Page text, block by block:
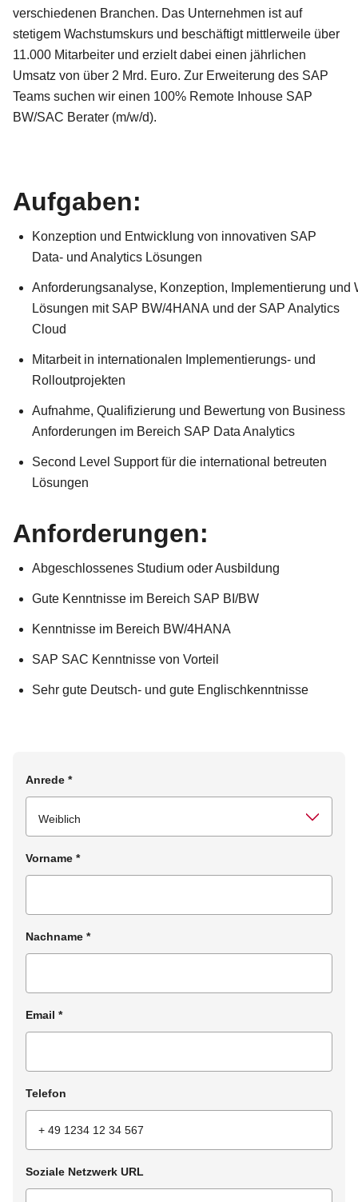
verschiedenen Branchen. Das Unternehmen ist auf
stetigem Wachstumskurs und beschäftigt mittlerweile über
11.000 Mitarbeiter und erzielt dabei einen jährlichen
Umsatz von über 2 Mrd. Euro. Zur Erweiterung des SAP
Teams suchen wir einen 100% Remote Inhouse SAP
BW/SAC Berater (m/w/d).
Aufgaben:
Konzeption und Entwicklung von innovativen SAP
Data- und Analytics Lösungen
Anforderungsanalyse, Konzeption, Implementierung und
Lösungen mit SAP BW/4HANA und der SAP Analytics
Cloud
Mitarbeit in internationalen Implementierungs- und
Rolloutprojekten
Aufnahme, Qualifizierung und Bewertung von Business
Anforderungen im Bereich SAP Data Analytics
Second Level Support für die international betreuten
Lösungen
Anforderungen:
Abgeschlossenes Studium oder Ausbildung
Gute Kenntnisse im Bereich SAP BI/BW
Kenntnisse im Bereich BW/4HANA
SAP SAC Kenntnisse von Vorteil
Sehr gute Deutsch- und gute Englischkenntnisse
Anrede *
Vorname *
Nachname *
Email *
Telefon
Soziale Netzwerk URL